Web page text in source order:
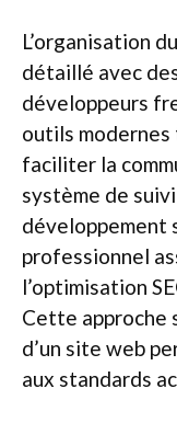
L’organisation
détaillé avec
développeurs
outils
faciliter la
système de
développement
professionnel
l’optimisation
Cette approche
d’un site web
aux standards